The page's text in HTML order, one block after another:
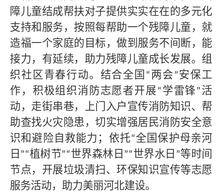
障儿童结成帮扶对子提供实实在在的多元化
支持和服务，按照每帮助一个残障儿童，就
造福一个家庭的目标，做到服务不间断，能
接力，有延续，助力残障儿童成长发展。组
织社区青春行动。结合全国 “两会”安保工
作，积极组织消防志愿者开展“学雷锋”活
动，走街串巷，上门入户宣传消防知识、帮
助查找火灾隐患，切实增强居民消防安全意
识和避险自救能力；依托“全国保护母亲河
日 ”“植树节”“世界森林日 ”“世界水日 ”等时间
节点，开展垃圾清扫、环保知识宣传等志愿
服务活动，助力美丽河北建设。